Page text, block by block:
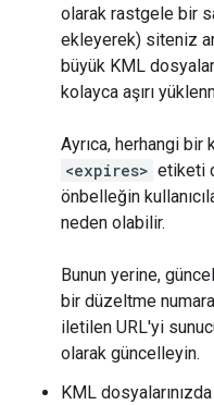
olarak rastgele bir
ekleyerek) siteniz
büyük KML
kolayca aşırı
Ayrıca, herhangi bir
<expires> etiketi
önbelleğin
neden olabilir.
Bunun yerine,
bir düzeltme
iletilen URL'yi
olarak güncelleyin.
KML